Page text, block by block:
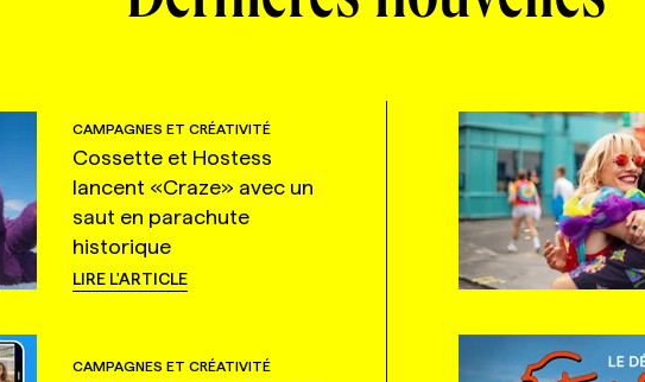
CAMPAGNES ET CRÉATIVITÉ
Cossette et Hostess
lancent «Craze» avec un
saut en parachute
historique
LIRE L'ARTICLE
CAMPAGNES ET CRÉATIVITÉ